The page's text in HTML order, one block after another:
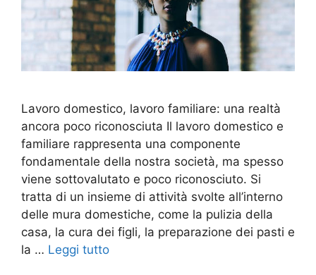
Lavoro domestico, lavoro familiare: una realtà
ancora poco riconosciuta Il lavoro domestico e
familiare rappresenta una componente
fondamentale della nostra società, ma spesso
viene sottovalutato e poco riconosciuto. Si
tratta di un insieme di attività svolte all’interno
delle mura domestiche, come la pulizia della
casa, la cura dei figli, la preparazione dei pasti e
la … Leggi tutto